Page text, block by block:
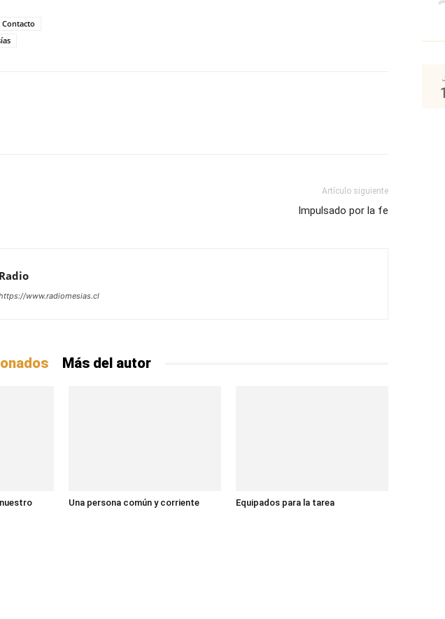
Artículo siguiente
Impulsado por la fe
Radio
www.radiomesias.cl
Más del autor
Una persona común y corriente Equipados para la tarea